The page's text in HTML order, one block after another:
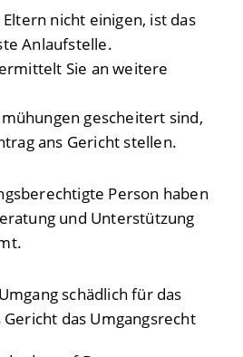
Eltern nicht einigen, ist das
Anlaufstelle.
Sie an weitere
gescheitert sind,
ans Gericht stellen.
Person haben
und Unterstützung
schädlich für das
Gericht das Umgangsrecht